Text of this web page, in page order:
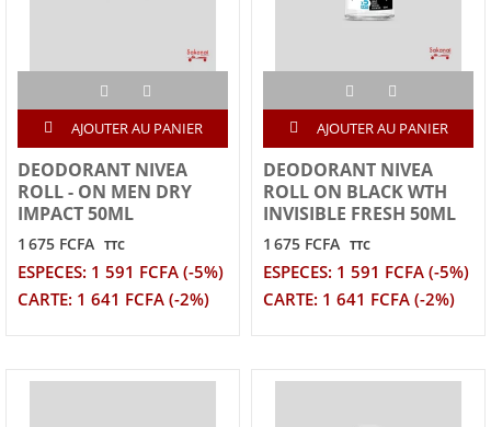
AJOUTER AU PANIER
DEODORANT NIVEA
ROLL - ON MEN DRY
IMPACT 50ML
1 675 FCFA TTC
ESPECES: 1 591 FCFA (-5%)
CARTE: 1 641 FCFA (-2%)
AJOUTER AU PANIER
DEODORANT NIVEA
ROLL ON BLACK WTH
INVISIBLE FRESH 50ML
1 675 FCFA TTC
ESPECES: 1 591 FCFA (-5%)
CARTE: 1 641 FCFA (-2%)